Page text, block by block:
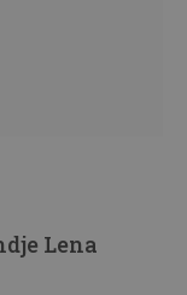
Lena